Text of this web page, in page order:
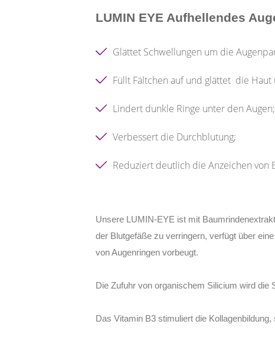
LUMIN EYE Aufhellendes
Glättet Schwellungen um die
Füllt Fältchen auf und glättet die
Lindert dunkle Ringe unter den Augen;
Verbessert die Durchblutung;
Reduziert deutlich die Anzeichen von
Unsere LUMIN-EYE ist mit
der Blutgefäße zu verringern, verfügt über
von Augenringen vorbeugt.
Die Zufuhr von organischem Silicium wird die
Das Vitamin B3 stimuliert die